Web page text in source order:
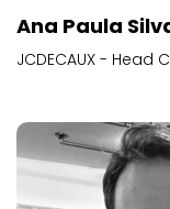
Ana Paula
JCDECAUX - Head